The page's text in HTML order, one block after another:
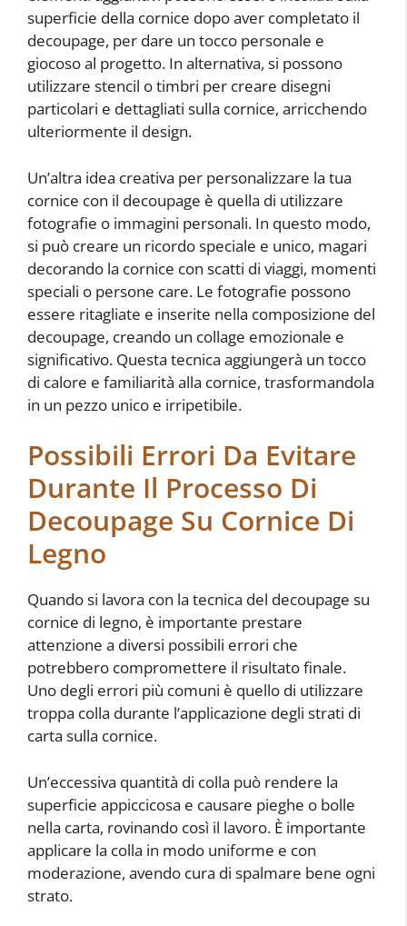
superficie della cornice dopo aver completato il
decoupage, per dare un tocco personale e
giocoso al progetto. In alternativa, si possono
utilizzare stencil o timbri per creare disegni
particolari e dettagliati sulla cornice, arricchendo
ulteriormente il design.
Un’altra idea creativa per personalizzare la tua
cornice con il decoupage è quella di utilizzare
fotografie o immagini personali. In questo modo,
si può creare un ricordo speciale e unico, magari
decorando la cornice con scatti di viaggi, momenti
speciali o persone care. Le fotografie possono
essere ritagliate e inserite nella composizione del
decoupage, creando un collage emozionale e
significativo. Questa tecnica aggiungerà un tocco
di calore e familiarità alla cornice, trasformandola
in un pezzo unico e irripetibile.
Possibili Errori Da Evitare
Durante Il Processo Di
Decoupage Su Cornice Di
Legno
Quando si lavora con la tecnica del decoupage su
cornice di legno, è importante prestare
attenzione a diversi possibili errori che
potrebbero compromettere il risultato finale.
Uno degli errori più comuni è quello di utilizzare
troppa colla durante l’applicazione degli strati di
carta sulla cornice.
Un’eccessiva quantità di colla può rendere la
superficie appiccicosa e causare pieghe o bolle
nella carta, rovinando così il lavoro. È importante
applicare la colla in modo uniforme e con
moderazione, avendo cura di spalmare bene ogni
strato.